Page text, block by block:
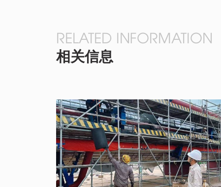
RELATED INFORMATION
相关信息